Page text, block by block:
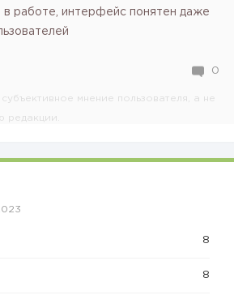
в работе, интерфейс понятен даже
0
мнение пользователя, а не
редакции.
8
8